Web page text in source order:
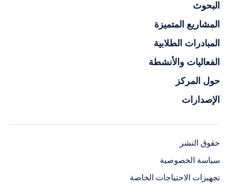
البحوث
المشاريع المتميزة
المبادرات الطلابية
الفعاليات والأنشطة
حول المركز
الإصدارات
حقوق النشر
سياسة الخصوصية
تجهيزات الاحتياجات الخاصة